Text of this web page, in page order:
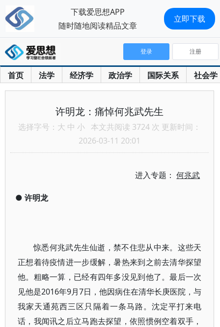
首页 法学 经济学 政治学 国际关系 社会学
登录 注册
许明龙：痛悼何兆武先生
选择字号： 大 中 小 本文共阅读 3724 次 更新时间：
2026-03-11 20:01
进入专题：何兆武
● 许明龙
惊悉何兆武先生仙逝，禁不住悲从中来。这些天
正想着待疫情进一步缓解，暑热来到之前去清华探望
他。粗略一算，已经有四年多没见到他了。最后一次
见他是2016年9月7日，他因病住在清华长庚医院，与
我家天通苑西三区只隔着一条马路。沈定平打来电
话，我闻讯之后立马跑去探望，依照惯例空着双手，
下载爱思想APP
随时随地阅读精品文章
立即下载